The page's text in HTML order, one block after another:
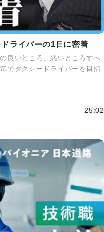
ライバーの1日に密着
良いところ、悪いところすべ
でタクシードライバーを目指
25:02